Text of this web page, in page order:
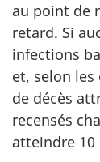
au point de
retard. Si
infections
et, selon les
de décès
recensés
atteindre